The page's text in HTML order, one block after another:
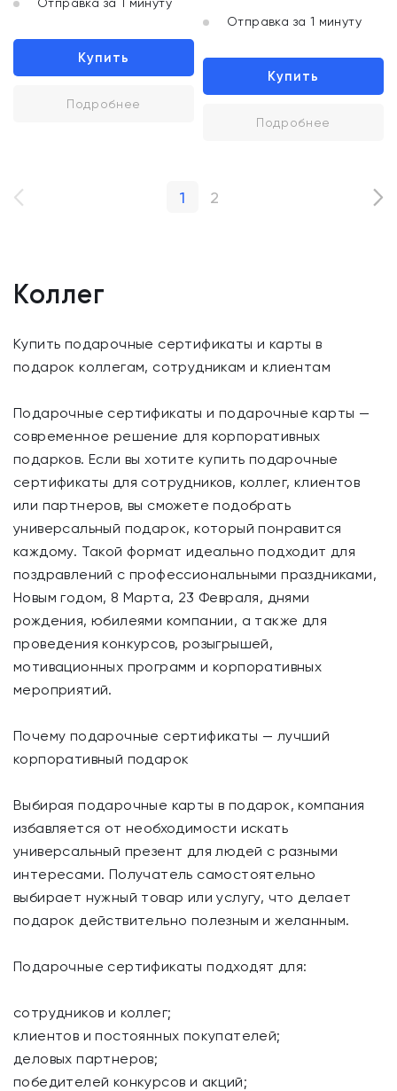
Купить
Подробнее
Отправка за 1 минуту
Купить
Подробнее
1 2
Коллег
Купить подарочные сертификаты и карты в
подарок коллегам, сотрудникам и клиентам
Подарочные сертификаты и подарочные карты —
современное решение для корпоративных
подарков. Если вы хотите купить подарочные
сертификаты для сотрудников, коллег, клиентов
или партнеров, вы сможете подобрать
универсальный подарок, который понравится
каждому. Такой формат идеально подходит для
поздравлений с профессиональными праздниками,
Новым годом, 8 Марта, 23 Февраля, днями
рождения, юбилеями компании, а также для
проведения конкурсов, розыгрышей,
мотивационных программ и корпоративных
мероприятий.
Почему подарочные сертификаты — лучший
корпоративный подарок
Выбирая подарочные карты в подарок, компания
избавляется от необходимости искать
универсальный презент для людей с разными
интересами. Получатель самостоятельно
выбирает нужный товар или услугу, что делает
подарок действительно полезным и желанным.
Подарочные сертификаты подходят для:
сотрудников и коллег;
клиентов и постоянных покупателей;
деловых партнеров;
победителей конкурсов и акций;